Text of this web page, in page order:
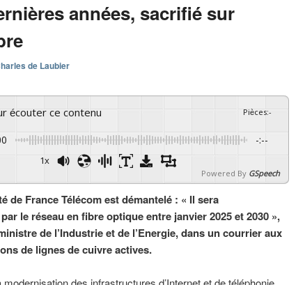
années, sacrifié sur
de Laubier
écouter ce contenu Pièces:-
-:--
1x
Powered By GSpeech
de France Télécom est démantelé : « Il sera
le réseau en fibre optique entre janvier 2025 et 2030 »,
de l’Industrie et de l’Energie, dans un courrier aux
de lignes de cuivre actives.